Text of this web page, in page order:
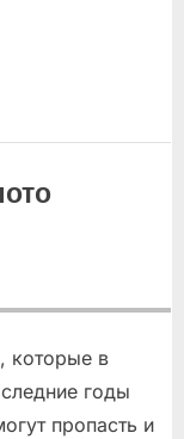
которые в
годы
пропасть и